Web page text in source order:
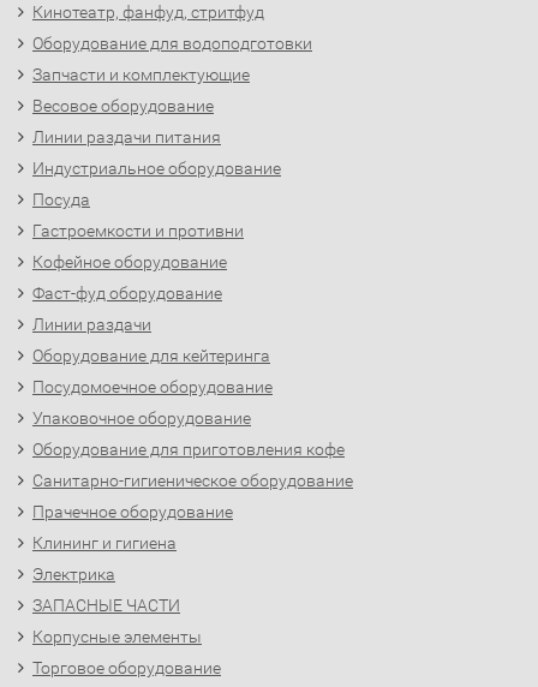
Кинотеатр, фанфуд, стритфуд
Оборудование для водоподготовки
Запчасти и комплектующие
Весовое оборудование
Линии раздачи питания
Индустриальное оборудование
Посуда
Гастроемкости и противни
Кофейное оборудование
Фаст-фуд оборудование
Линии раздачи
Оборудование для кейтеринга
Посудомоечное оборудование
Упаковочное оборудование
Оборудование для приготовления кофе
Санитарно-гигиеническое оборудование
Прачечное оборудование
Клининг и гигиена
Электрика
ЗАПАСНЫЕ ЧАСТИ
Корпусные элементы
Торговое оборудование